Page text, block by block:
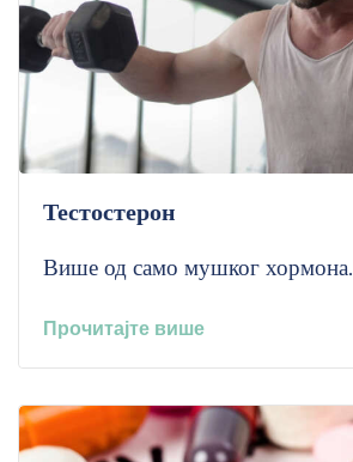
Тестостерон
Више од само мушког хормона.
Прочитајте више